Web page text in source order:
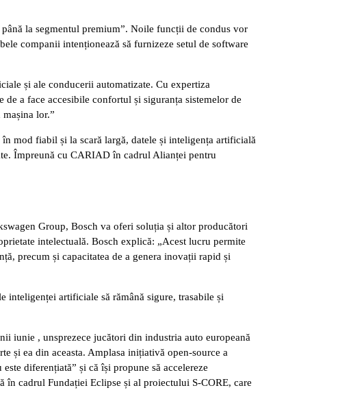
la segmentul premium”. Noile funcții de condus vor
companii intenționează să furnizeze setul de software
și ale conducerii automatizate. Cu expertiza
a face accesibile confortul și siguranța sistemelor de
lor.”
mod fiabil și la scară largă, datele și inteligența artificială
Împreună cu CARIAD în cadrul Alianței pentru
Group, Bosch va oferi soluția și altor producători
intelectuală. Bosch explică: „Acest lucru permite
precum și capacitatea de a genera inovații rapid și
inteligenței artificiale să rămână sigure, trasabile și
iunie , unsprezece jucători din industria auto europeană
și ea din aceasta. Amplasa inițiativă open-source a
diferențiată” și că își propune să accelereze
cadrul Fundației Eclipse și al proiectului S-CORE, care